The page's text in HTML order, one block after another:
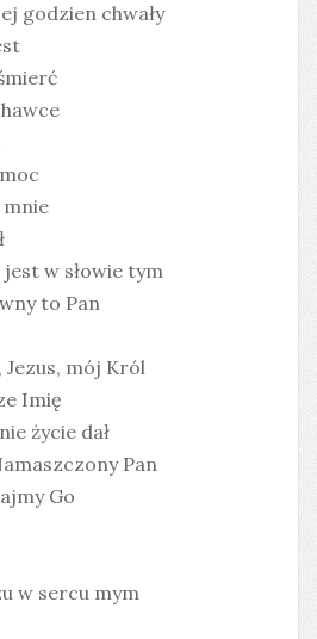
godzien chwały
mnie
w słowie tym
to Pan
Jezus, mój Król
Imię
życie dał
Pan
Go
w sercu mym